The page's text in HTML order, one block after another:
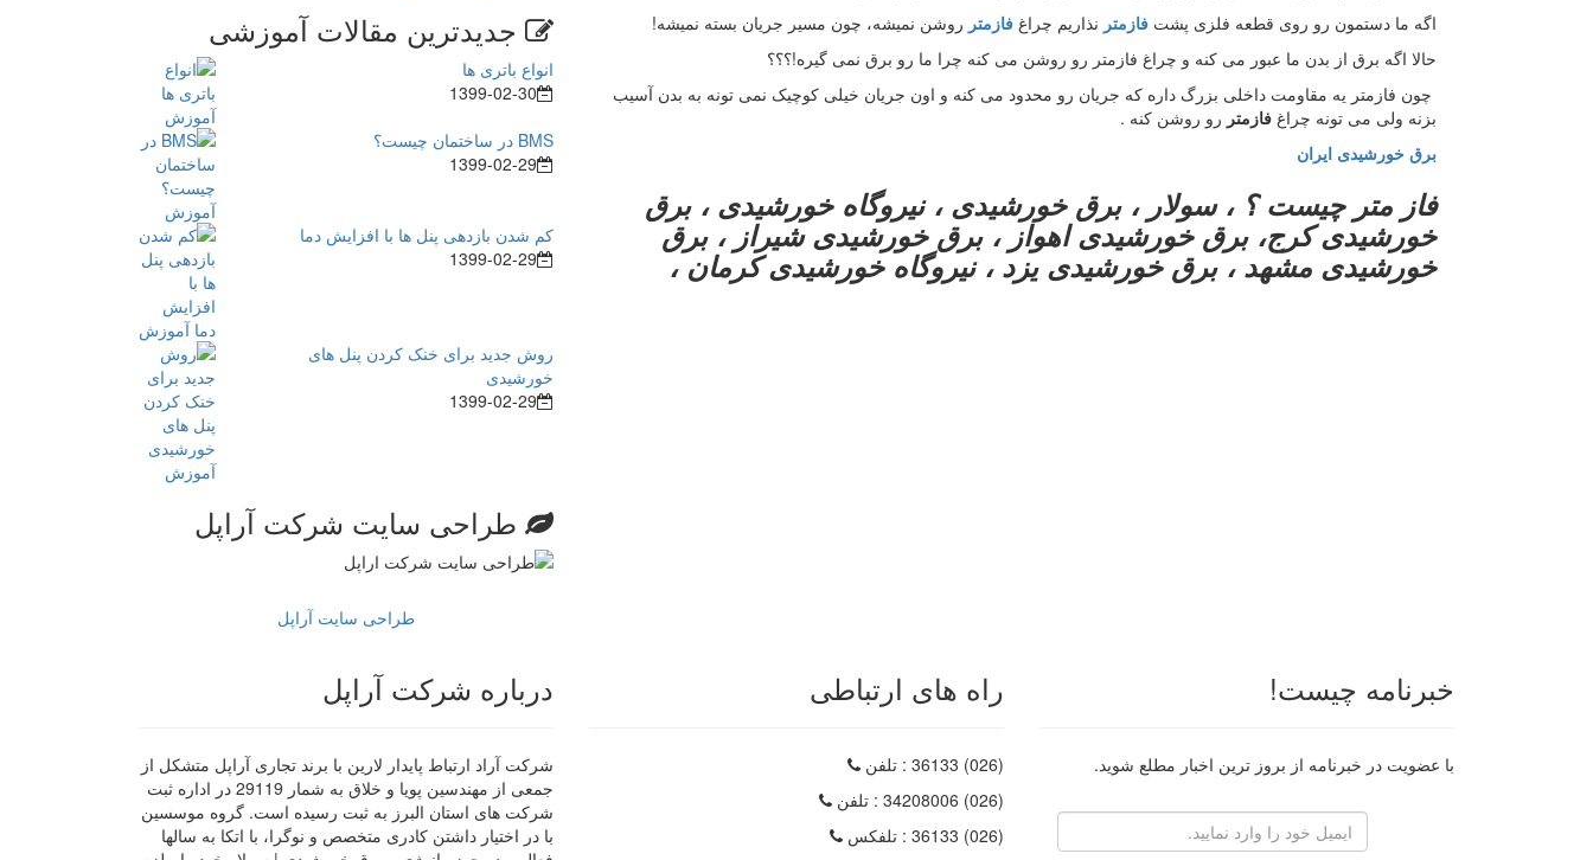
جدیدترین مقالات آموزشی
انواع باتری ها
1399-02-30
BMS در ساختمان چیست؟
1399-02-29
کم شدن بازدهی پنل ها با افزایش دما
1399-02-29
روش جدید برای خنک کردن پنل های
خورشیدی
1399-02-29
طراحی سایت شرکت آراپل
طراحی سایت آراپل
اگه ما دستمون رو روی قطعه فلزی پشت فازمتر نذاریم چراغ فازمتر روشن نمیشه، چون مسیر جریان بسته نمیشه!
حالا اگه برق از بدن ما عبور می کنه و چراغ فازمتر رو روشن می کنه چرا ما رو برق نمی گیره!؟؟؟
چون فازمتر یه مقاومت داخلی بزرگ داره که جریان رو محدود می کنه و اون جریان خیلی کوچیک نمی تونه به بدن آسیب
بزنه ولی می تونه چراغ فازمتر رو روشن کنه .
برق خورشیدی ایران
فاز متر چیست ؟ ، سولار ، برق خورشیدی ، نیروگاه خورشیدی ، برق
خورشیدی کرج، برق خورشیدی اهواز ، برق خورشیدی شیراز ، برق
خورشیدی مشهد ، برق خورشیدی یزد ، نیروگاه خورشیدی کرمان ،
درباره شرکت آراپل
شرکت آراد ارتباط پایدار لارین با برند تجاری آراپل متشکل از
جمعی از مهندسین پویا و خلاق به شمار 29119 در اداره ثبت
شرکت های استان البرز به ثبت رسیده است. گروه موسسین
با در اختیار داشتن کادری متخصص و نوگرا، با اتکا به سالها
راه های ارتباطی
(026) 36133
: تلفن
(026) 34208006
: تلفن
(026) 36133
: تلفکس
خبرنامه چیست!
با عضویت در خبرنامه از بروز ترین اخبار مطلع شوید.